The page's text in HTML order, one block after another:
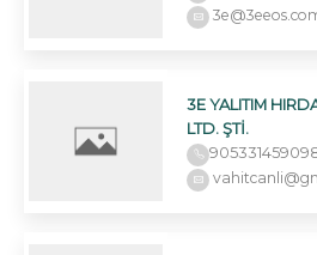
3E YALITIM
LTD. ŞTİ.